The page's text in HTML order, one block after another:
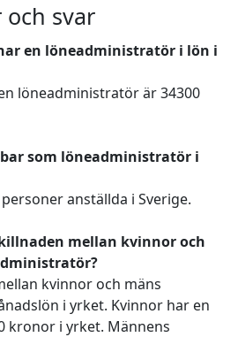
svar
en löneadministratör i lön i
löneadministratör är 34300
som löneadministratör i
anställda i Sverige.
mellan kvinnor och
kvinnor och mäns
i yrket. Kvinnor har en
kronor i yrket. Männens